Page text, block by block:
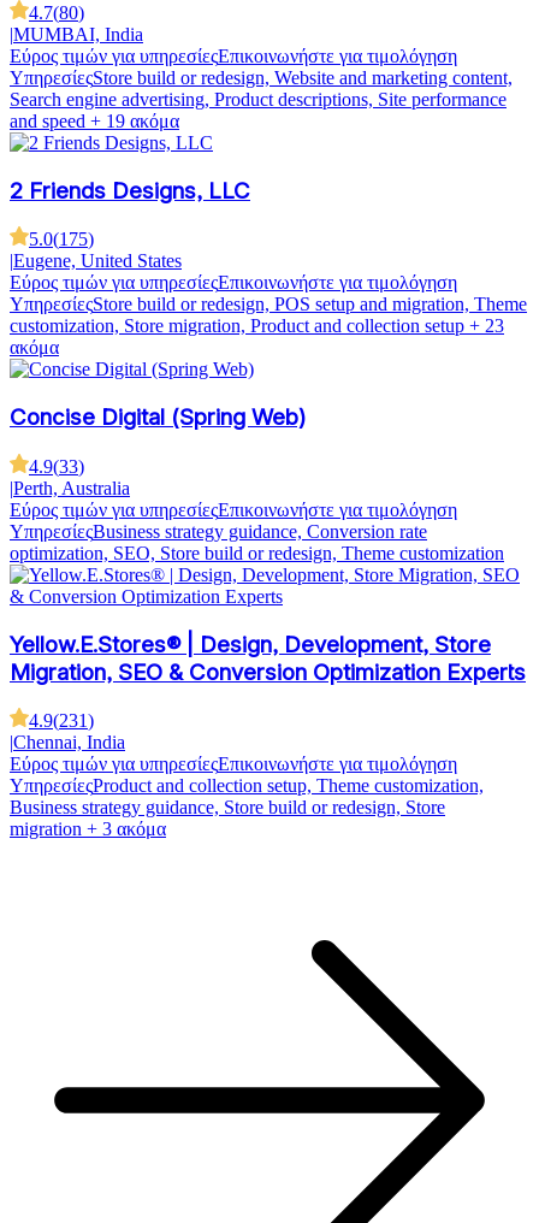
4.7(80)
|MUMBAI, India
Εύρος τιμών για υπηρεσίεςΕπικοινωνήστε για τιμολόγηση
ΥπηρεσίεςStore build or redesign, Website and marketing content,
Search engine advertising, Product descriptions, Site performance
and speed + 19 ακόμα
2 Friends Designs, LLC
5.0(175)
|Eugene, United States
Εύρος τιμών για υπηρεσίεςΕπικοινωνήστε για τιμολόγηση
ΥπηρεσίεςStore build or redesign, POS setup and migration, Theme
customization, Store migration, Product and collection setup + 23
ακόμα
Concise Digital (Spring Web)
4.9(33)
|Perth, Australia
Εύρος τιμών για υπηρεσίεςΕπικοινωνήστε για τιμολόγηση
ΥπηρεσίεςBusiness strategy guidance, Conversion rate
optimization, SEO, Store build or redesign, Theme customization
Yellow.E.Stores® | Design, Development, Store
Migration, SEO & Conversion Optimization Experts
4.9(231)
|Chennai, India
Εύρος τιμών για υπηρεσίεςΕπικοινωνήστε για τιμολόγηση
ΥπηρεσίεςProduct and collection setup, Theme customization,
Business strategy guidance, Store build or redesign, Store
migration + 3 ακόμα